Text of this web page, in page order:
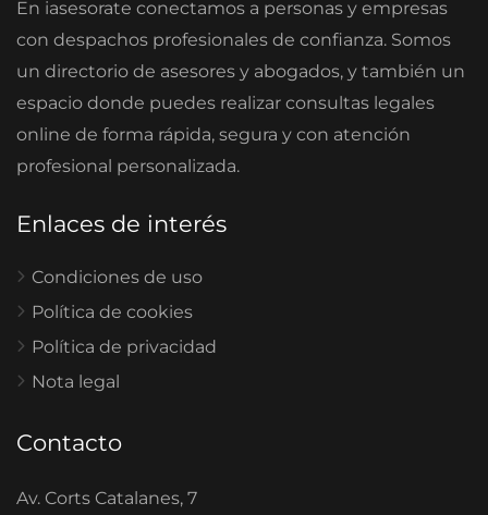
En iasesorate conectamos a personas y empresas
con despachos profesionales de confianza. Somos
un directorio de asesores y abogados, y también un
espacio donde puedes realizar consultas legales
online de forma rápida, segura y con atención
profesional personalizada.
Enlaces de interés
Condiciones de uso
Política de cookies
Política de privacidad
Nota legal
Contacto
Av. Corts Catalanes, 7